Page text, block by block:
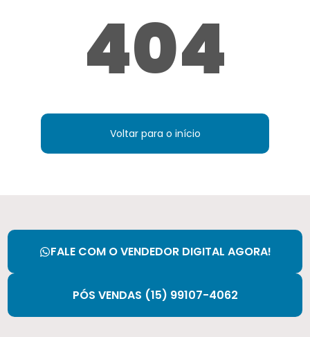
404
Voltar para o início
FALE COM O VENDEDOR DIGITAL AGORA!
PÓS VENDAS (15) 99107-4062